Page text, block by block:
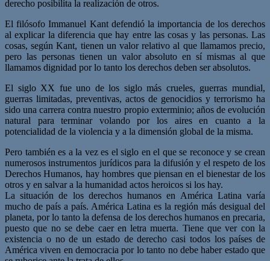
derecho posibilita la realización de otros.
El filósofo Immanuel Kant defendió la importancia de los derechos
al explicar la diferencia que hay entre las cosas y las personas. Las
cosas, según Kant, tienen un valor relativo al que llamamos precio,
pero las personas tienen un valor absoluto en sí mismas al que
llamamos dignidad por lo tanto los derechos deben ser absolutos.
El siglo XX fue uno de los siglo más crueles, guerras mundial,
guerras limitadas, preventivas, actos de genocidios y terrorismo ha
sido una carrera contra nuestro propio exterminio; años de evolución
natural para terminar volando por los aires en cuanto a la
potencialidad de la violencia y a la dimensión global de la misma.
Pero también es a la vez es el siglo en el que se reconoce y se crean
numerosos instrumentos jurídicos para la difusión y el respeto de los
Derechos Humanos, hay hombres que piensan en el bienestar de los
otros y en salvar a la humanidad actos heroicos si los hay.
La situación de los derechos humanos en América Latina varía
mucho de país a país. América Latina es la región más desigual del
planeta, por lo tanto la defensa de los derechos humanos en precaria,
puesto que no se debe caer en letra muerta. Tiene que ver con la
existencia o no de un estado de derecho casi todos los países de
América viven en democracia por lo tanto no debe haber estado que